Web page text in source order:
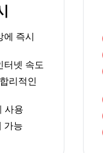
에 즉시
터넷 속도
리적인
사용
가능